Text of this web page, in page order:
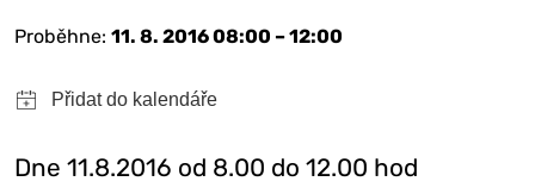
Proběhne: 11. 8. 2016 08:00 – 12:00
Dne 11.8.2016 od 8.00 do 12.00 hod